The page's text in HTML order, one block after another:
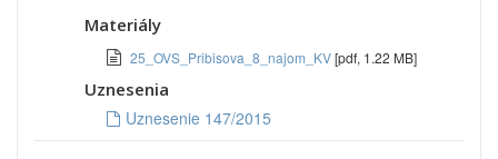
Materiály
25_OVS_Pribisova_8_najom_KV[pdf, 1.22 MB]
Uznesenia
Uznesenie 147/2015